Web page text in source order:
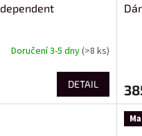
Doručení 3-5 dny(>8 ks)
DETAIL